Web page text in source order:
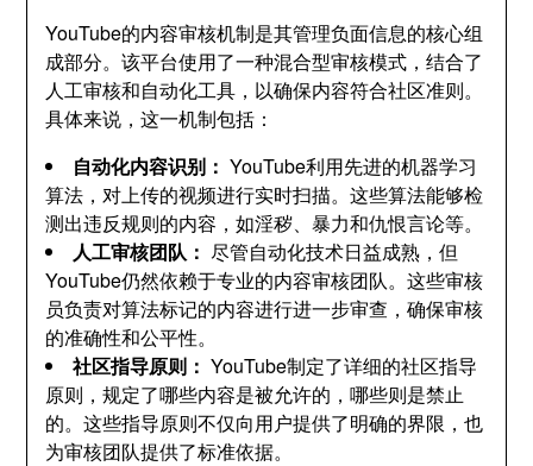
YouTube的内容审核机制是其管理负面信息的核心组
成部分。该平台使用了一种混合型审核模式，结合了
人工审核和自动化工具，以确保内容符合社区准则。
具体来说，这一机制包括：
自动化内容识别： YouTube利用先进的机器学习
算法，对上传的视频进行实时扫描。这些算法能够检
测出违反规则的内容，如淫秽、暴力和仇恨言论等。
人工审核团队： 尽管自动化技术日益成熟，但
YouTube仍然依赖于专业的内容审核团队。这些审核
员负责对算法标记的内容进行进一步审查，确保审核
的准确性和公平性。
社区指导原则： YouTube制定了详细的社区指导
原则，规定了哪些内容是被允许的，哪些则是禁止
的。这些指导原则不仅向用户提供了明确的界限，也
为审核团队提供了标准依据。